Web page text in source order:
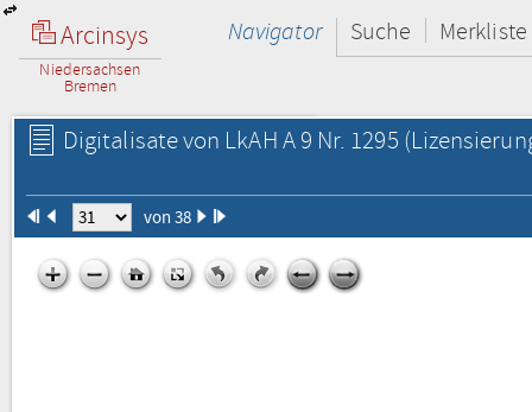
Arcinsys
Niedersachsen
Bremen
Navigator Suche Merkliste
Digitalisate von LkAH A 9 Nr. 1295
von 38